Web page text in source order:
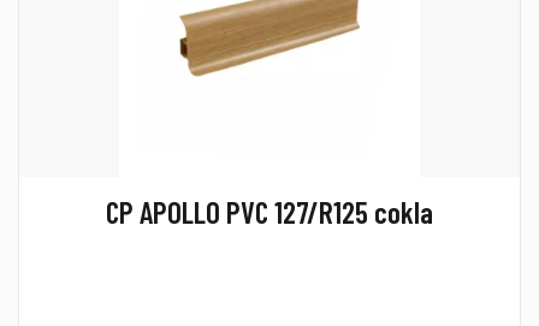
CP APOLLO PVC 127/R125 cokla